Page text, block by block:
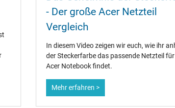
- Der große Acer Netzteil
Vergleich
In diesem Video zeigen wir euch, wie ihr
der Steckerfarbe das passende Netzteil
Acer Notebook findet.
Mehr erfahren >